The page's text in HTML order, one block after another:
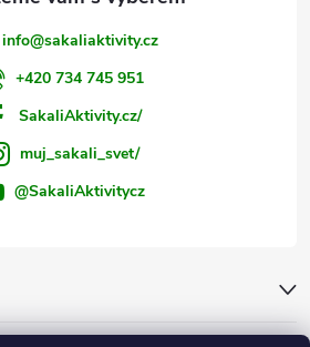
info@sakaliaktivity.cz
+420 734 745 951
SakaliAktivity.cz/
muj_sakali_svet/
@SakaliAktivitycz